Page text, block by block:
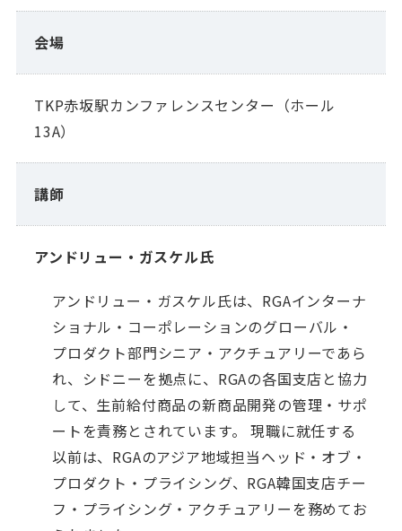
会場
TKP赤坂駅カンファレンスセンター（ホール
13A）
講師
アンドリュー・ガスケル氏
アンドリュー・ガスケル氏は、RGAインターナ
ショナル・コーポレーションのグローバル・
プロダクト部門シニア・アクチュアリーであら
れ、シドニーを拠点に、RGAの各国支店と協力
して、生前給付商品の新商品開発の管理・サポ
ートを責務とされています。 現職に就任する
以前は、RGAのアジア地域担当ヘッド・オブ・
プロダクト・プライシング、RGA韓国支店チー
フ・プライシング・アクチュアリーを務めてお